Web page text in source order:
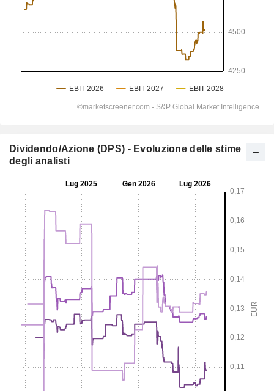
Dividendo/Azione (DPS) - Evoluzione delle stime
degli analisti